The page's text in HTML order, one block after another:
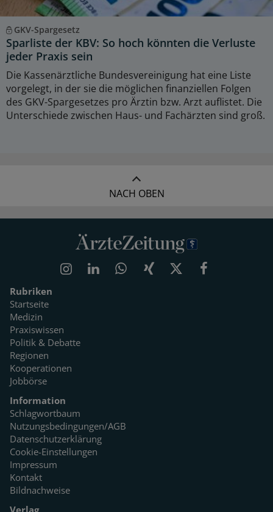
GKV-Spargesetz
Sparliste der KBV: So hoch könnten die Verluste
jeder Praxis sein
Die Kassenärztliche Bundesvereinigung hat eine Liste
vorgelegt, in der sie die möglichen finanziellen Folgen
des GKV-Spargesetzes pro Ärztin bzw. Arzt auflistet. Die
Unterschiede zwischen Haus- und Fachärzten sind groß.
NACH OBEN
Rubriken
Startseite
Medizin
Praxiswissen
Politik & Debatte
Regionen
Kooperationen
Jobbörse
Information
Schlagwortbaum
Nutzungsbedingungen/AGB
Datenschutzerklärung
Cookie-Einstellungen
Impressum
Kontakt
Bildnachweise
Verlag